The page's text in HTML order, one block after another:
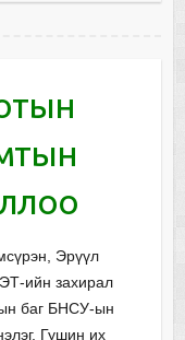
Эрүүл
ийн захирал
баг БНСУ-ын
Гушин их